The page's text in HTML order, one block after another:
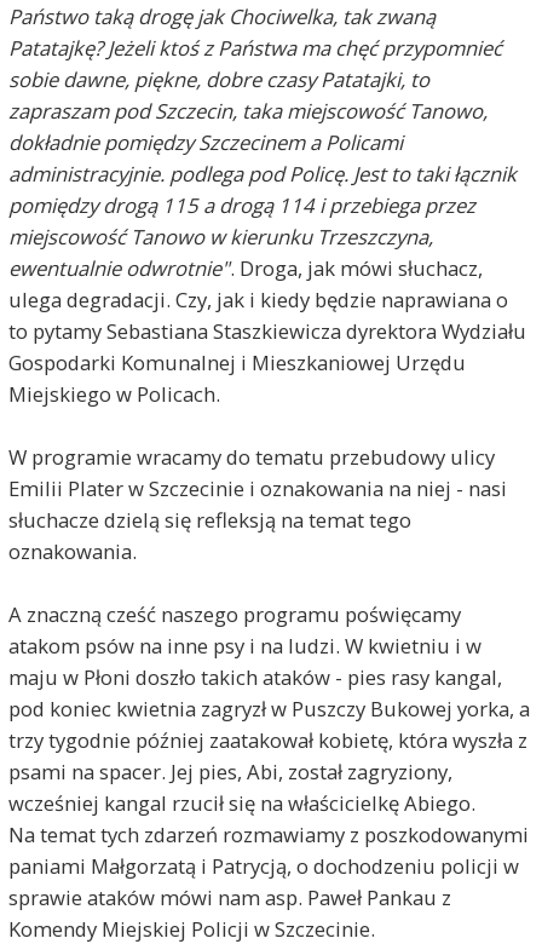
Państwo taką drogę jak Chociwelka, tak zwaną
Patatajkę? Jeżeli ktoś z Państwa ma chęć przypomnieć
sobie dawne, piękne, dobre czasy Patatajki, to
zapraszam pod Szczecin, taka miejscowość Tanowo,
dokładnie pomiędzy Szczecinem a Policami
administracyjnie. podlega pod Policę. Jest to taki łącznik
pomiędzy drogą 115 a drogą 114 i przebiega przez
miejscowość Tanowo w kierunku Trzeszczyna,
ewentualnie odwrotnie". Droga, jak mówi słuchacz,
ulega degradacji. Czy, jak i kiedy będzie naprawiana o
to pytamy Sebastiana Staszkiewicza dyrektora Wydziału
Gospodarki Komunalnej i Mieszkaniowej Urzędu
Miejskiego w Policach.
W programie wracamy do tematu przebudowy ulicy
Emilii Plater w Szczecinie i oznakowania na niej - nasi
słuchacze dzielą się refleksją na temat tego
oznakowania.
A znaczną cześć naszego programu poświęcamy
atakom psów na inne psy i na ludzi. W kwietniu i w
maju w Płoni doszło takich ataków - pies rasy kangal,
pod koniec kwietnia zagryzł w Puszczy Bukowej yorka, a
trzy tygodnie później zaatakował kobietę, która wyszła z
psami na spacer. Jej pies, Abi, został zagryziony,
wcześniej kangal rzucił się na właścicielkę Abiego.
Na temat tych zdarzeń rozmawiamy z poszkodowanymi
paniami Małgorzatą i Patrycją, o dochodzeniu policji w
sprawie ataków mówi nam asp. Paweł Pankau z
Komendy Miejskiej Policji w Szczecinie.